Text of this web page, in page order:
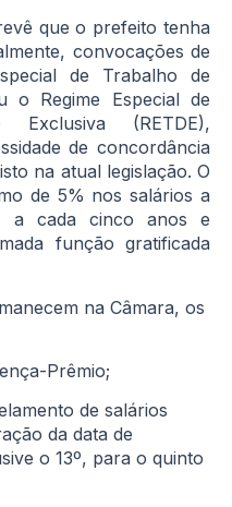
que o prefeito tenha
convocações de
de Trabalho de
o Regime Especial de
(RETDE),
de concordância
na atual legislação. O
de 5% nos salários a
a cada cinco anos e
função gratificada
na Câmara, os
Prêmio;
de salários
da data de
o 13º, para o quinto